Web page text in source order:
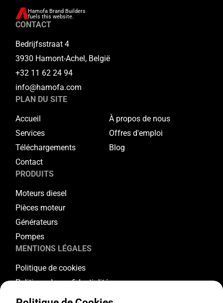
Hamofa Brand Builders
fuels this website.
CONTACT
Bedrijfsstraat 4
3930 Hamont-Achel, België
+32 11 62 24 94
info@hamofa.com
PLAN DU SITE
Accueil
À propos de nous
Services
Offres d'emploi
Téléchargements
Blog
Contact
PRODUITS
Moteurs diesel
Pièces moteur
Générateurs
Pompes
MENTIONS LÉGALES
Politique de cookies
Politique de confidentialité
Conditions générales